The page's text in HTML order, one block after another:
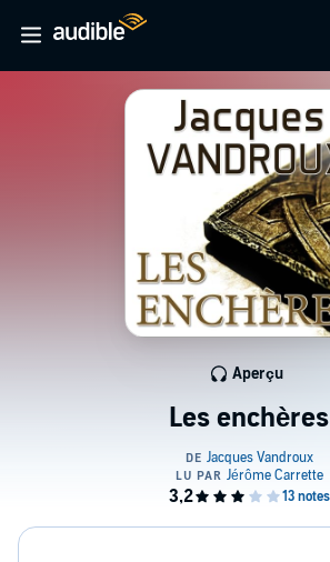
Les enchères
Aperçu